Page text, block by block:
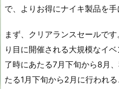
で、よりお得にナイキ製品を手
まず、クリアランスセールで
り目に開催される大規模なイ
了時にあたる7月下旬から8月
たる1月下旬から2月に行われ